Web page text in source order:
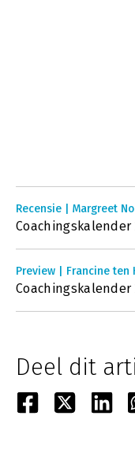
Recensie | Margreet
Preview | Francine ten
Coachingskalender
Deel dit